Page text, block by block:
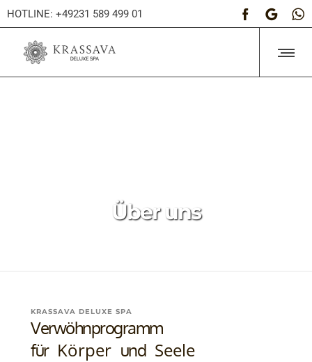
HOTLINE: +49231 589 499 01
Über uns
KRASSAVA DELUXE SPA
Verwöhnprogramm
für Körper und Seele